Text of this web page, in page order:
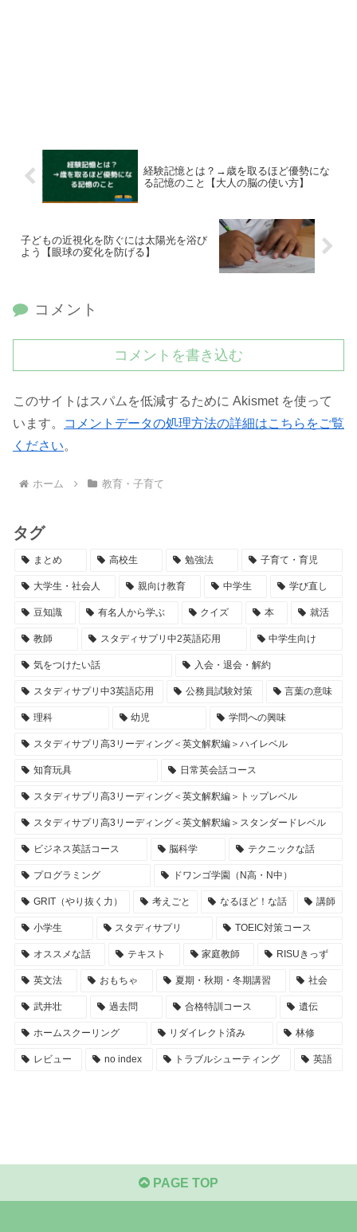
経験記憶とは？→歳を取るほど優勢にな
る記憶のこと【大人の脳の使い方】
子どもの近視化を防ぐには太陽光を浴び
よう【眼球の変化を防げる】
コメント
コメントを書き込む
このサイトはスパムを低減するために Akismet を使って
います。
コメントデータの処理方法の詳細はこちらをご覧
ください。
ホーム 教育・子育て
タグ
まとめ 高校生 勉強法 子育て・育児
大学生・社会人 親向け教育 中学生 学び直し
豆知識 有名人から学ぶ クイズ 本 就活
教師 スタディサプリ中2英語応用 中学生向け
気をつけたい話 入会・退会・解約
スタディサプリ中3英語応用 公務員試験対策 言葉の意味
理科 幼児 学問への興味
スタディサプリ高3リーディング＜英文解釈編＞ハイレベル
知育玩具 日常英会話コース
スタディサプリ高3リーディング＜英文解釈編＞トップレベル
スタディサプリ高3リーディング＜英文解釈編＞スタンダードレベル
ビジネス英話コース 脳科学 テクニックな話
プログラミング ドワンゴ学園（N高・N中）
GRIT（やり抜く力） 考えごと なるほど！な話 講師
小学生 スタディサプリ TOEIC対策コース
オススメな話 テキスト 家庭教師 RISUきっず
英文法 おもちゃ 夏期・秋期・冬期講習 社会
武井壮 過去問 合格特訓コース 遺伝
ホームスクーリング リダイレクト済み 林修
レビュー no index トラブルシューティング 英語
PAGE TOP